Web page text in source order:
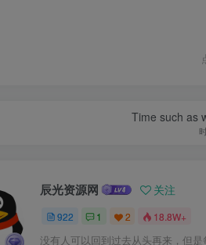
Time such as
辰光资源网 关注
922 1 2 18.8W+
没有人可以回到过去从头再来，但